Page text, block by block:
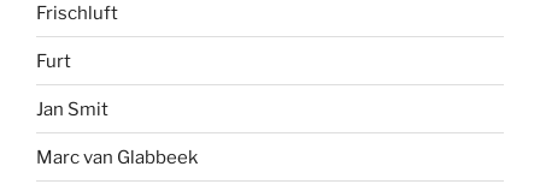
Frischluft
Furt
Jan Smit
Marc van Glabbeek